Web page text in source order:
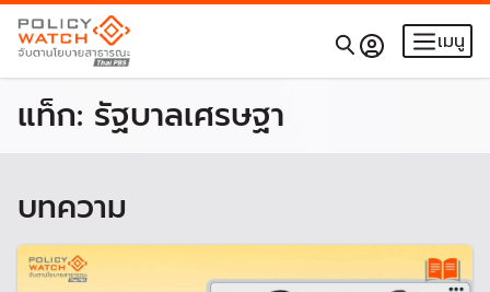
เมนู
แท็ก: รัฐบาลเศรษฐา
บทความ